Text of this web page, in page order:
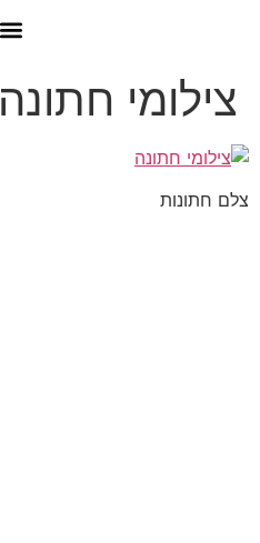
צילומי חתונה
צלם חתונות